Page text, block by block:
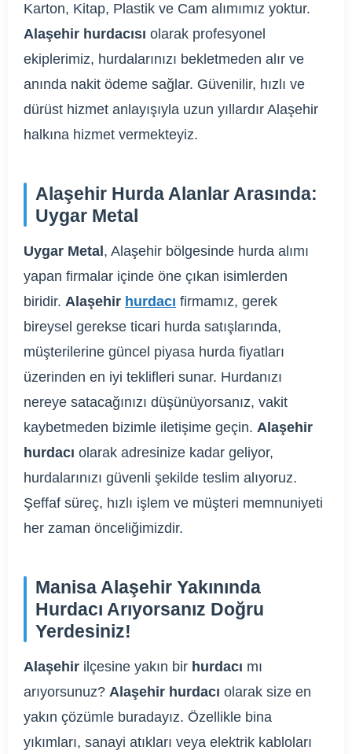
Karton, Kitap, Plastik ve Cam alımımız yoktur.
Alaşehir hurdacısı olarak profesyonel
ekiplerimiz, hurdalarınızı bekletmeden alır ve
anında nakit ödeme sağlar. Güvenilir, hızlı ve
dürüst hizmet anlayışıyla uzun yıllardır Alaşehir
halkına hizmet vermekteyiz.
Alaşehir Hurda Alanlar Arasında:
Uygar Metal
Uygar Metal , Alaşehir bölgesinde hurda alımı
yapan firmalar içinde öne çıkan isimlerden
biridir. Alaşehir hurdacı firmamız, gerek
bireysel gerekse ticari hurda satışlarında,
müşterilerine güncel piyasa hurda fiyatları
üzerinden en iyi teklifleri sunar. Hurdanızı
nereye satacağınızı düşünüyorsanız, vakit
kaybetmeden bizimle iletişime geçin. Alaşehir
hurdacı olarak adresinize kadar geliyor,
hurdalarınızı güvenli şekilde teslim alıyoruz.
Şeffaf süreç, hızlı işlem ve müşteri memnuniyeti
her zaman önceliğimizdir.
Manisa Alaşehir Yakınında
Hurdacı Arıyorsanız Doğru
Yerdesiniz!
Alaşehir ilçesine yakın bir hurdacı mı
arıyorsunuz? Alaşehir hurdacı olarak size en
yakın çözümle buradayız. Özellikle bina
yıkımları, sanayi atıkları veya elektrik kabloları